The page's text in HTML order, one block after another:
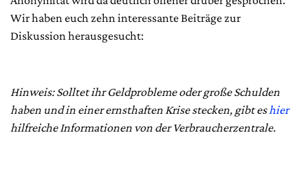
Wir haben euch zehn interessante Beiträge zur
Diskussion herausgesucht:
Hinweis: Solltet ihr Geldprobleme oder große Schulden
haben und in einer ernsthaften Krise stecken, gibt eshier
hilfreiche Informationen von der Verbraucherzentrale.